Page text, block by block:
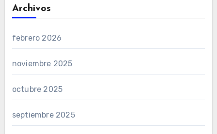
Archivos
febrero 2026
noviembre 2025
octubre 2025
septiembre 2025